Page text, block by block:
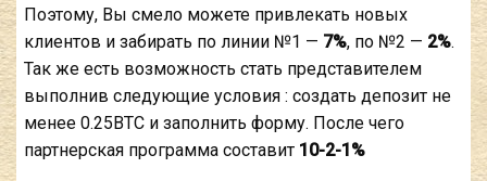
Поэтому, Вы смело можете привлекать новых
клиентов и забирать по линии №1 — 7%, по №2 — 2%.
Так же есть возможность стать представителем
выполнив следующие условия : создать депозит не
менее 0.25BTC и заполнить форму. После чего
партнерская программа составит 10-2-1%